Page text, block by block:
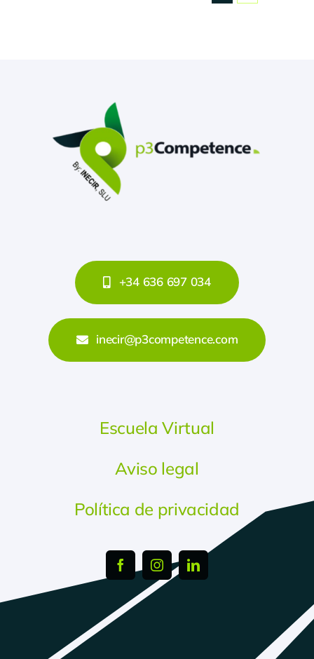
+34 636 697 034
inecir@p3competence.com
Escuela Virtual
Aviso legal
Política de privacidad